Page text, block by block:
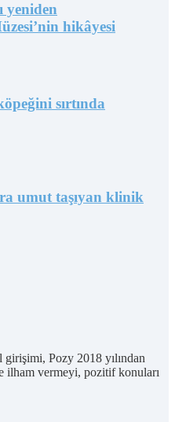
yeniden
hikâyesi
sırtında
umut taşıyan klinik
Pozy 2018 yılından
ilham vermeyi, pozitif konuları